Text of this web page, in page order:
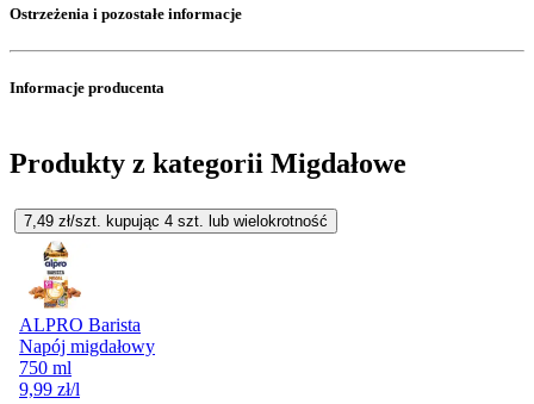
Ostrzeżenia i pozostałe informacje
Informacje producenta
Produkty z kategorii Migdałowe
7,49 zł/szt. kupując 4 szt. lub wielokrotność
ALPRO Barista
Napój migdałowy
750 ml
9,99 zł/l